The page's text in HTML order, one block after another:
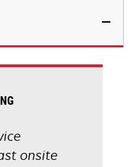
onsite